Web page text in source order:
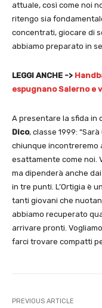
attuale, così come noi
ritengo sia
concentrati, giocare di
abbiamo preparato in
LEGGI ANCHE ->
espugnano Salerno e
A presentare la sfida in
Dico, classe 1999:
chiunque incontreremo
esattamente come noi.
ma dipenderà anche
in tre punti. L’Ortigia è
tanti giovani che
abbiamo recuperato
arrivare pronti.
farci trovare compatti
PREVIOUS ARTICLE